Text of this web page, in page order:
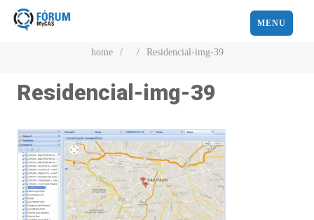
MENU
home / / Residencial-img-39
Residencial-img-39